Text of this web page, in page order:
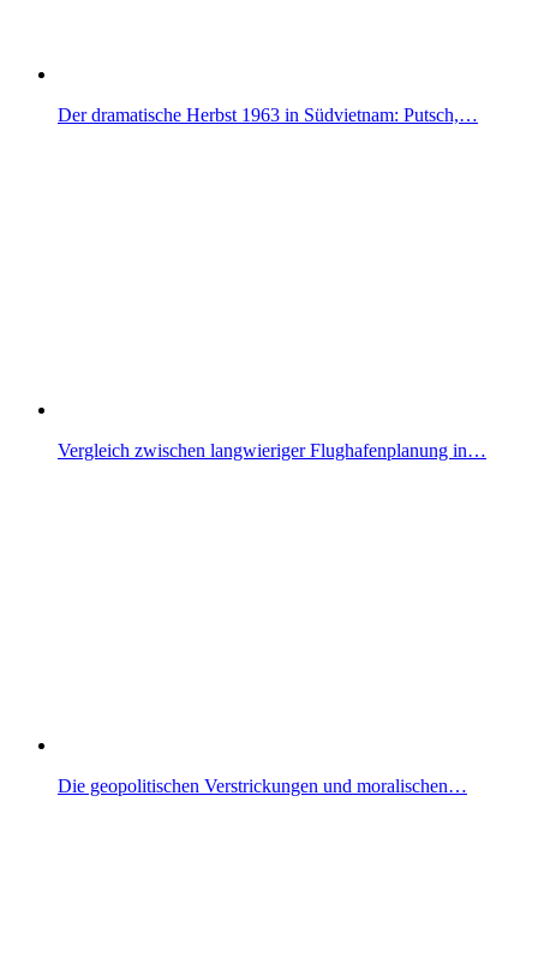
Der dramatische Herbst 1963 in Südvietnam: Putsch,…
Vergleich zwischen langwieriger Flughafenplanung in…
Die geopolitischen Verstrickungen und moralischen…